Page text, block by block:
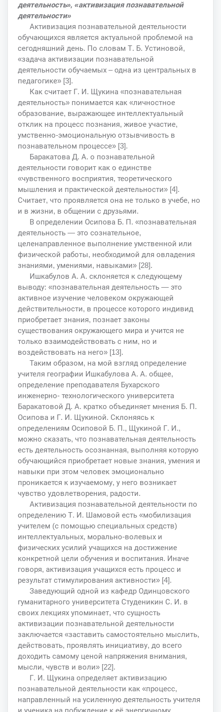
деятельность», «активизация познавательной
деятельности»
Активизация познавательной деятельности
обучающихся является актуальной проблемой на
сегодняшний день. По словам Т. Б. Устиновой,
«задача активизации познавательной
деятельности обучаемых – одна из центральных в
педагогике» [3].
Как считает Г. И. Щукина «познавательная
деятельность» понимается как «личностное
образование, выражающее интеллектуальный
отклик на процесс познания, живое участие,
умственно-эмоциональную отзывчивость в
познавательном процессе» [3].
Баракатова Д. А. о познавательной
деятельности говорит как о единстве
«чувственного восприятия, теоретического
мышления и практической деятельности» [4].
Считает, что проявляется она не только в учебе, но
и в жизни, в общении с друзьями.
В определении Осипова Б. П. «познавательная
деятельность — это сознательное,
целенаправленное выполнение умственной или
физической работы, необходимой для овладения
знаниями, умениями, навыками» [28].
Ишкабулов А. А. склоняется к следующему
выводу: «познавательная деятельность — это
активное изучение человеком окружающей
действительности, в процессе которого индивид
приобретает знания, познает законы
существования окружающего мира и учится не
только взаимодействовать с ним, но и
воздействовать на него» [13].
Таким образом, на мой взгляд определение
учителя географии Ишкабулова А. А. общее,
определение преподавателя Бухарского
инженерно- технологического университета
Баракатовой Д. А. кратко объединяет мнения Б. П.
Осипова и Г. И. Щукиной. Склоняясь к
определениям Осиповой Б. П., Щукиной Г. И.,
можно сказать, что познавательная деятельность
есть деятельность осознанная, выполняя которую
обучающийся приобретает новые знания, умения и
навыки при этом человек эмоционально
проникается к изучаемому, у него возникает
чувство удовлетворения, радости.
Активизация познавательной деятельности по
определению Т. И. Шамовой есть «мобилизация
учителем (с помощью специальных средств)
интеллектуальных, морально-волевых и
физических усилий учащихся на достижение
конкретной цели обучения и воспитания. Иначе
говоря, активизация учащихся есть процесс и
результат стимулирования активности» [4].
Заведующий одной из кафедр Одинцовского
гуманитарного университета Студеникин С. И. в
своих лекциях упоминает, что сущность
активизации познавательной деятельности
заключается «заставить самостоятельно мыслить,
действовать, проявлять инициативу, до всего
доходить самому ценой напряжения внимания,
мысли, чувств и воли» [22].
Г. И. Щукина определяет активизацию
познавательной деятельности как «процесс,
направленный на усиленную деятельность учителя